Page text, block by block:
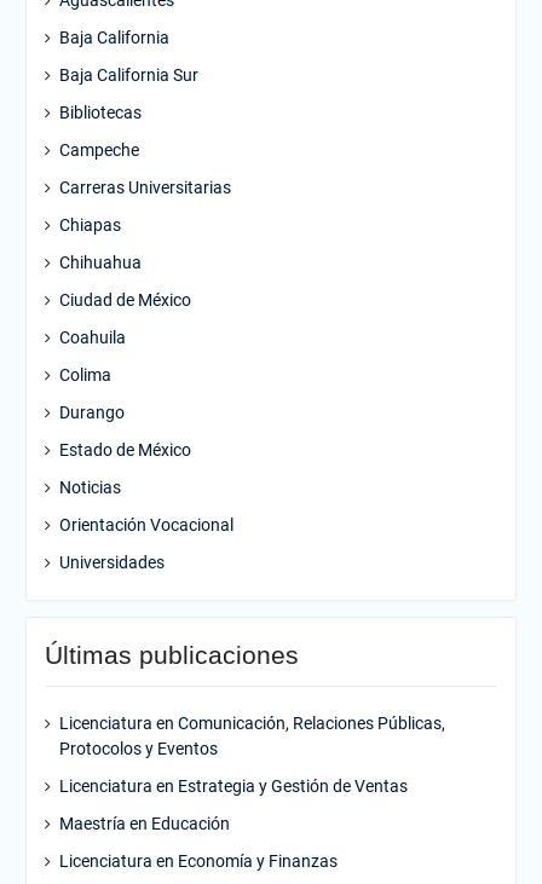
Baja California
Baja California Sur
Bibliotecas
Campeche
Carreras Universitarias
Chiapas
Chihuahua
Ciudad de México
Coahuila
Colima
Durango
Estado de México
Noticias
Orientación Vocacional
Universidades
Últimas publicaciones
Licenciatura en Comunicación, Relaciones Públicas,
Protocolos y Eventos
Licenciatura en Estrategia y Gestión de Ventas
Maestría en Educación
Licenciatura en Economía y Finanzas